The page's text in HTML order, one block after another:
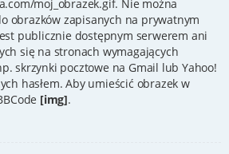
moj_obrazek.gif. Nie można
obrazków zapisanych na prywatnym
publicznie dostępnym serwerem ani
się na stronach wymagających
skrzynki pocztowe na Gmail lub Yahoo!
hasłem. Aby umieścić obrazek w
[img].